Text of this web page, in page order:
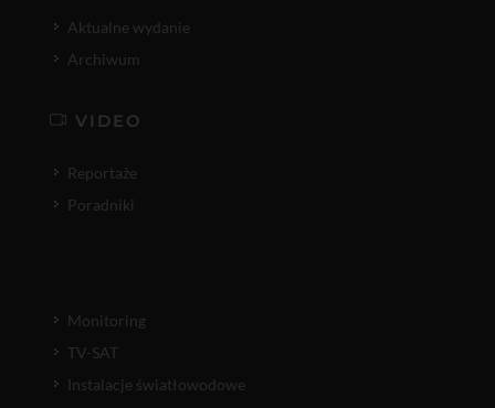
Aktualne wydanie
Archiwum
VIDEO
Reportaże
Poradniki
Monitoring
TV-SAT
Instalacje światłowodowe